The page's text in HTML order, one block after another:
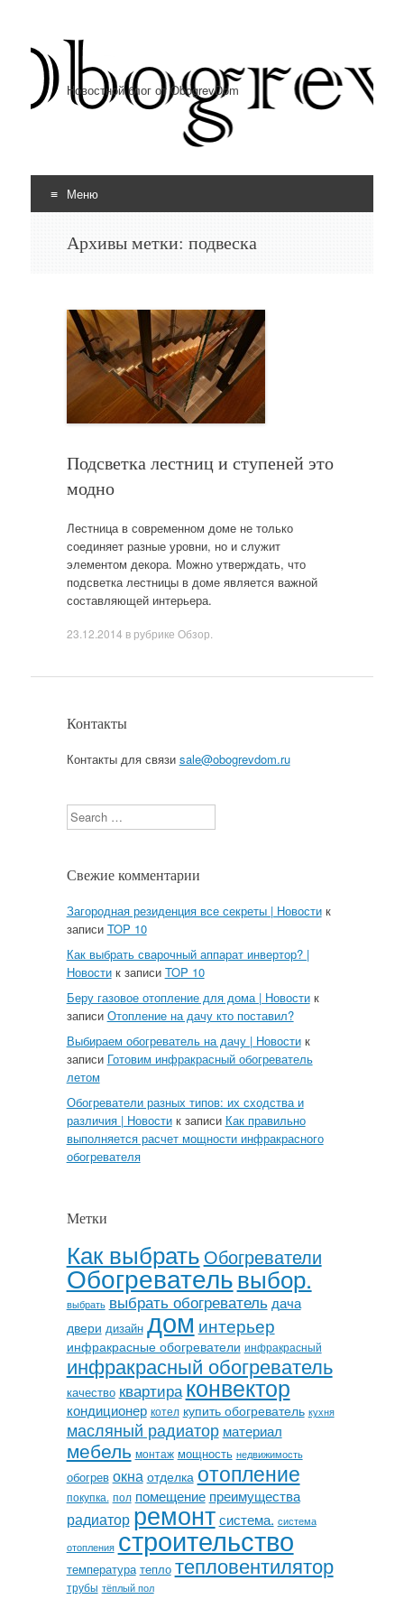
Новостной блог от ObogrevDom
Меню
Архивы метки: подвеска
Подсветка лестниц и ступеней это
модно
Лестница в современном доме не только
соединяет разные уровни, но и служит
элементом декора. Можно утверждать, что
подсветка лестницы в доме является важной
составляющей интерьера.
23.12.2014 в рубрике Обзор
Контакты
Контакты для связи sale@obogrevdom.ru
Search
Свежие комментарии
Загородная резиденция все секреты | Новостик
записи TOP 10
Как выбрать сварочный аппарат инвертор? |
Новостик записи TOP 10
Беру газовое отопление для дома | Новостик
записи Отопление на дачу кто поставил?
Выбираем обогреватель на дачу | Новостик
записи Готовим инфракрасный обогреватель
летом
Обогреватели разных типов: их сходства и
различия | Новостик записи Как правильно
выполняется расчет мощности инфракрасного
обогревателя
Метки
Как выбрать Обогреватели
Обогревательвыбор.
выбрать выбрать обогреватель дача
двери дизайн дом интерьер
инфракрасные обогреватели инфракрасный
инфракрасный обогреватель
качество квартираконвектор
кондиционер котел купить обогреватель кухня
масляный радиатор материал
мебель монтаж мощность недвижимость
обогрев окна отделка отопление
покупка. пол помещение преимущества
радиатор ремонт система. система
отопления строительство
температура тепло тепловентилятор
трубы тёплый пол